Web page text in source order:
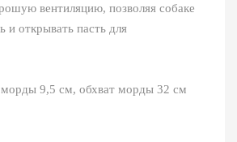
вентиляцию, позволяя собаке
и открывать пасть для
морды 9,5 см, обхват морды 32 см